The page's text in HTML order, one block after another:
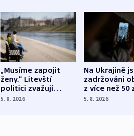
„Musíme zapojit
ženy.“ Litevští
politici zvažují
dohodu o
5. 8. 2026
Na Ukrajině
zadržováni
z více než 50
Bojovali na
5. 8. 2026